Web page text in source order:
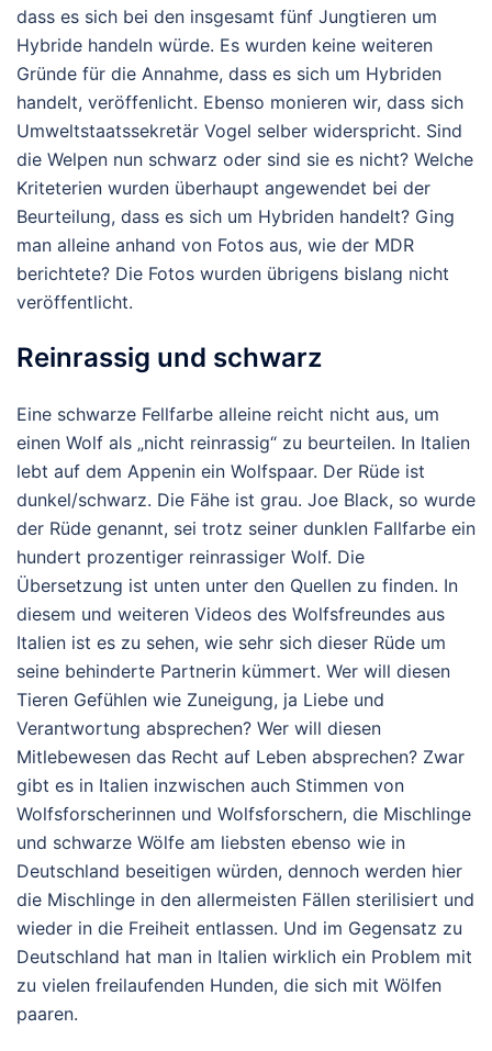
dass es sich bei den insgesamt fünf Jungtieren um
Hybride handeln würde. Es wurden keine weiteren
Gründe für die Annahme, dass es sich um Hybriden
handelt, veröffenlicht. Ebenso monieren wir, dass sich
Umweltstaatssekretär Vogel selber widerspricht. Sind
die Welpen nun schwarz oder sind sie es nicht? Welche
Kriteterien wurden überhaupt angewendet bei der
Beurteilung, dass es sich um Hybriden handelt? Ging
man alleine anhand von Fotos aus, wie der MDR
berichtete? Die Fotos wurden übrigens bislang nicht
veröffentlicht.
Reinrassig und schwarz
Eine schwarze Fellfarbe alleine reicht nicht aus, um
einen Wolf als „nicht reinrassig“ zu beurteilen. In Italien
lebt auf dem Appenin ein Wolfspaar. Der Rüde ist
dunkel/schwarz. Die Fähe ist grau. Joe Black, so wurde
der Rüde genannt, sei trotz seiner dunklen Fallfarbe ein
hundert prozentiger reinrassiger Wolf. Die
Übersetzung ist unten unter den Quellen zu finden. In
diesem und weiteren Videos des Wolfsfreundes aus
Italien ist es zu sehen, wie sehr sich dieser Rüde um
seine behinderte Partnerin kümmert. Wer will diesen
Tieren Gefühlen wie Zuneigung, ja Liebe und
Verantwortung absprechen? Wer will diesen
Mitlebewesen das Recht auf Leben absprechen? Zwar
gibt es in Italien inzwischen auch Stimmen von
Wolfsforscherinnen und Wolfsforschern, die Mischlinge
und schwarze Wölfe am liebsten ebenso wie in
Deutschland beseitigen würden, dennoch werden hier
die Mischlinge in den allermeisten Fällen sterilisiert und
wieder in die Freiheit entlassen. Und im Gegensatz zu
Deutschland hat man in Italien wirklich ein Problem mit
zu vielen freilaufenden Hunden, die sich mit Wölfen
paaren.